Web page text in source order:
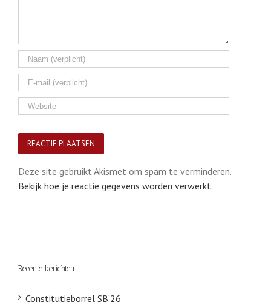
Deze site gebruikt Akismet om spam te verminderen.
Bekijk hoe je reactie gegevens worden verwerkt.
Recente berichten
Constitutieborrel SB’26